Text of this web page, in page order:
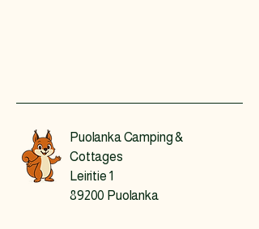
Puolanka Camping &
Cottages
Leiritie 1
89200 Puolanka